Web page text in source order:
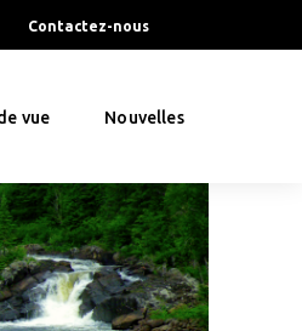
Contactez-nous
vue Nouvelles